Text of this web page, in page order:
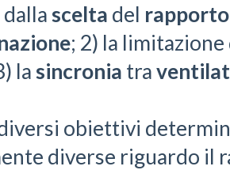
dalla scelta del
; 2) la
la sincronia tra
obiettivi
diverse riguardo il